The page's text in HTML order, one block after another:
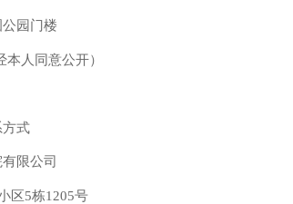
园门楼
人同意公开）
方式
限公司
区5栋1205号